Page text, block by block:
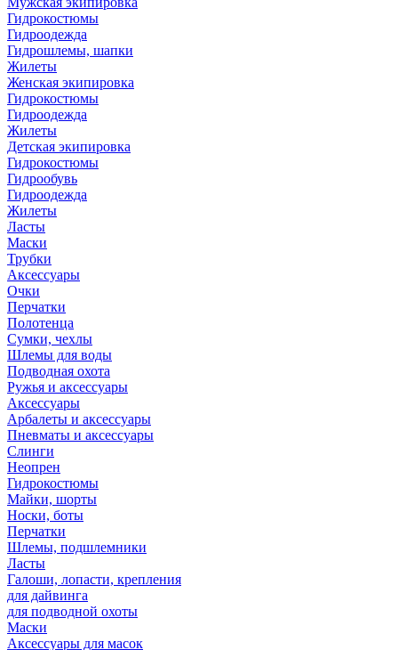
Гидрокостюмы
Гидроодежда
Гидрошлемы, шапки
Жилеты
Женская экипировка
Гидрокостюмы
Гидроодежда
Жилеты
Детская экипировка
Гидрокостюмы
Гидрообувь
Гидроодежда
Жилеты
Ласты
Маски
Трубки
Аксессуары
Очки
Перчатки
Полотенца
Сумки, чехлы
Шлемы для воды
Подводная охота
Ружья и аксессуары
Аксессуары
Арбалеты и аксессуары
Пневматы и аксессуары
Слинги
Неопрен
Гидрокостюмы
Майки, шорты
Носки, боты
Перчатки
Шлемы, подшлемники
Ласты
Галоши, лопасти, крепления
для дайвинга
для подводной охоты
Маски
Аксессуары для масок